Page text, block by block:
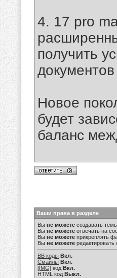
4. 17 pro
получить
Новое
будет
баланс
Ваши права в разделе
Вы не можете создавать
Вы не можете отвечать на
Вы не можете прикреплять
Вы не можете
BB коды Вкл.
Смайлы Вкл.
[IMG] код Вкл.
HTML код Выкл.